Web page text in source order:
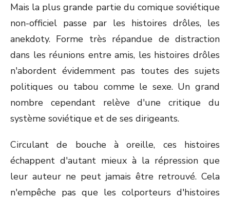
Mais la plus grande partie du comique soviétique
non-officiel passe par les histoires drôles, les
anekdoty. Forme très répandue de distraction
dans les réunions entre amis, les histoires drôles
n'abordent évidemment pas toutes des sujets
politiques ou tabou comme le sexe. Un grand
nombre cependant relève d'une critique du
système soviétique et de ses dirigeants.
Circulant de bouche à oreille, ces histoires
échappent d'autant mieux à la répression que
leur auteur ne peut jamais être retrouvé. Cela
n'empêche pas que les colporteurs d'histoires